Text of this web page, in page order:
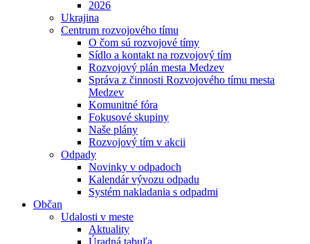
2026
Ukrajina
Centrum rozvojového tímu
O čom sú rozvojové tímy
Sídlo a kontakt na rozvojový tím
Rozvojový plán mesta Medzev
Správa z činnosti Rozvojového tímu mesta
Medzev
Komunitné fóra
Fokusové skupiny
Naše plány
Rozvojový tím v akcii
Odpady
Novinky v odpadoch
Kalendár vývozu odpadu
Systém nakladania s odpadmi
Občan
Udalosti v meste
Aktuality
Úradná tabuľa